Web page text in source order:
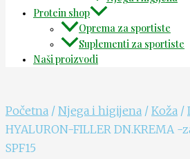
Protein shop
Oprema za sportiste
Suplementi za sportiste
Naši proizvodi
Početna / Njega i higijena / Koža /
HYALURON-FILLER DN.KREMA -
SPF15